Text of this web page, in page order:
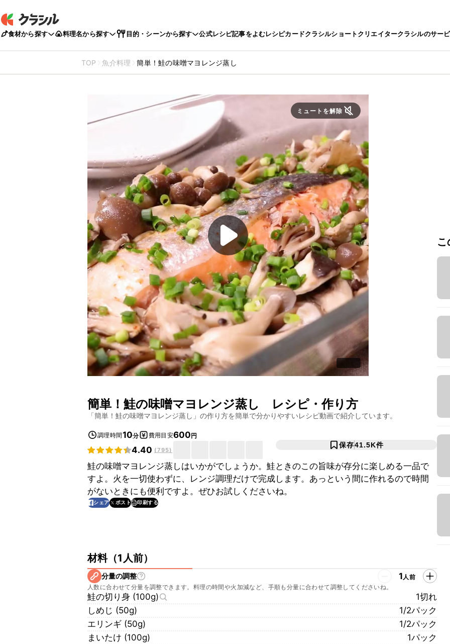
食材から探す 料理名から探す 目的・シーンから探す 公式レシピ記事をよむレシピカードクラシルショートクリエイタークラシルのサー
TOP 魚介料理 簡単！鮭の味噌マヨレンジ蒸し
ミュートを解除
簡単！鮭の味噌マヨレンジ蒸し レシピ・作り方
「簡単！鮭の味噌マヨレンジ蒸し 」の作り方を簡単で分かりやすいレシピ動画で紹介しています。
調理時間10分 費用目安600円
4.40 (795)
保存41.5K件
鮭の味噌マヨレンジ蒸しはいかがでしょうか。鮭ときのこの旨味が存分に楽しめる一品で
すよ。火を一切使わずに、レンジ調理だけで完成します。あっという間に作れるので時間
がないときにも便利ですよ。ぜひお試しくださいね。
シェア ポスト 印刷する
材料（1人前）
分量の調整 1人前
人数に合わせて分量を調整できます。料理の時間や火加減など、手順も分量に合わせて調整してくださいね。
鮭の切り身 (100g)
1切れ
しめじ (50g)
1/2パック
エリンギ (50g)
1/2パック
まいたけ (100g)
1パック